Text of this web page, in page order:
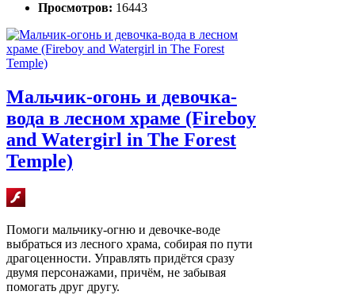
Просмотров: 16443
Мальчик-огонь и девочка-
вода в лесном храме (Fireboy
and Watergirl in The Forest
Temple)
Помоги мальчику-огню и девочке-воде
выбраться из лесного храма, собирая по пути
драгоценности. Управлять придётся сразу
двумя персонажами, причём, не забывая
помогать друг другу.